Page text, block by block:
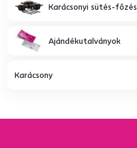
Karácsonyi sütés-főzés
Ajándékutalványok
Karácsony